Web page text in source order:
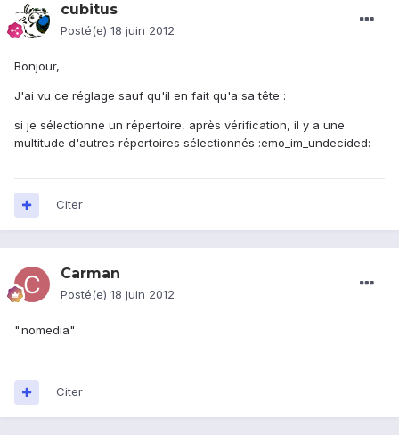
cubitus
Posté(e) 18 juin 2012
Bonjour,
J'ai vu ce réglage sauf qu'il en fait qu'a sa tête :
si je sélectionne un répertoire, après vérification, il y a une
multitude d'autres répertoires sélectionnés :emo_im_undecided:
Citer
Carman
Posté(e) 18 juin 2012
".nomedia"
Citer